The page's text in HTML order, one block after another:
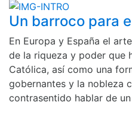
Un barroco para
En Europa y España el
de la riqueza y poder que
Católica, así como una
gobernantes y la nobleza
contrasentido hablar de